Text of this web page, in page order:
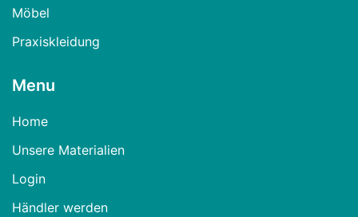
Möbel
Praxiskleidung
Menu
Home
Unsere Materialien
Login
Händler werden